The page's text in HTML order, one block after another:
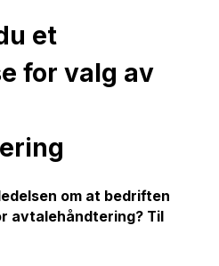
et
for valg av
om at bedriften
avtalehåndtering? Til